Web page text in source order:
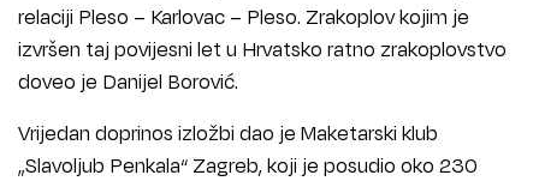
relaciji Pleso – Karlovac – Pleso. Zrakoplov kojim je
izvršen taj povijesni let u Hrvatsko ratno zrakoplovstvo
doveo je Danijel Borović.
Vrijedan doprinos izložbi dao je Maketarski klub
„Slavoljub Penkala“ Zagreb, koji je posudio oko 230